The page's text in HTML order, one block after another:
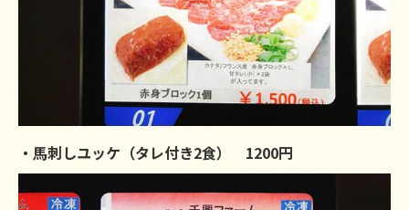
・馬刺しユッケ（タレ付き2食） 1200円